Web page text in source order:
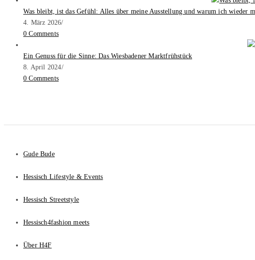
Was bleibt, ist das Gefühl: Alles über meine Ausstellung und warum ich wieder
4. März 2026/
0 Comments
Ein Genuss für die Sinne: Das Wiesbadener Marktfrühstück
8. April 2024/
0 Comments
Gude Bude
Hessisch Lifestyle & Events
Hessisch Streetstyle
Hessisch4fashion meets
Über H4F